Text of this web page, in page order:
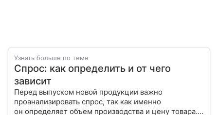
Узнать больше по теме
Спрос: как определить и от чего
зависит
Перед выпуском новой продукции важно
проанализировать спрос, так как именно
он определяет объем производства и цену товара.